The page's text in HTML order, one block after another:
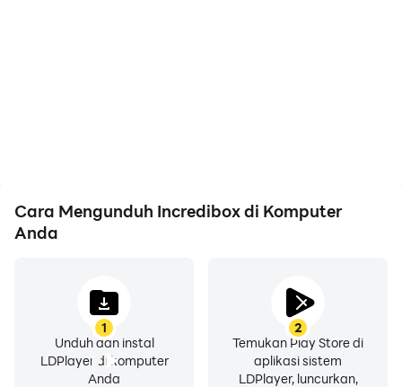
Cara Mengunduh Incredibox di Komputer
Anda
1
Unduh dan instal
LDPlayer di komputer
Anda
2
Temukan Play Store di
aplikasi sistem
LDPlayer, luncurkan,